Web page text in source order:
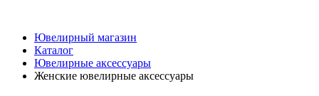
Ювелирный магазин
Каталог
Ювелирные аксессуары
Женские ювелирные аксессуары